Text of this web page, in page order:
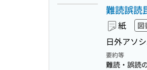
難読誤読
紙 図
日外アソ
要約等
難読・誤読